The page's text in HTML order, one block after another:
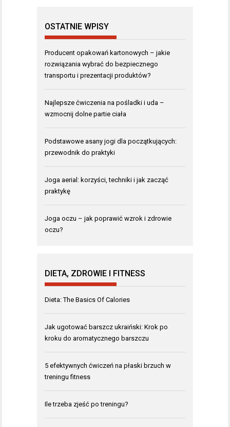
OSTATNIE WPISY
Producent opakowań kartonowych – jakie
rozwiązania wybrać do bezpiecznego
transportu i prezentacji produktów?
Najlepsze ćwiczenia na pośladki i uda –
wzmocnij dolne partie ciała
Podstawowe asany jogi dla początkujących:
przewodnik do praktyki
Joga aerial: korzyści, techniki i jak zacząć
praktykę
Joga oczu – jak poprawić wzrok i zdrowie
oczu?
DIETA, ZDROWIE I FITNESS
Dieta: The Basics Of Calories
Jak ugotować barszcz ukraiński: Krok po
kroku do aromatycznego barszczu
5 efektywnych ćwiczeń na płaski brzuch w
treningu fitness
Ile trzeba zjeść po treningu?